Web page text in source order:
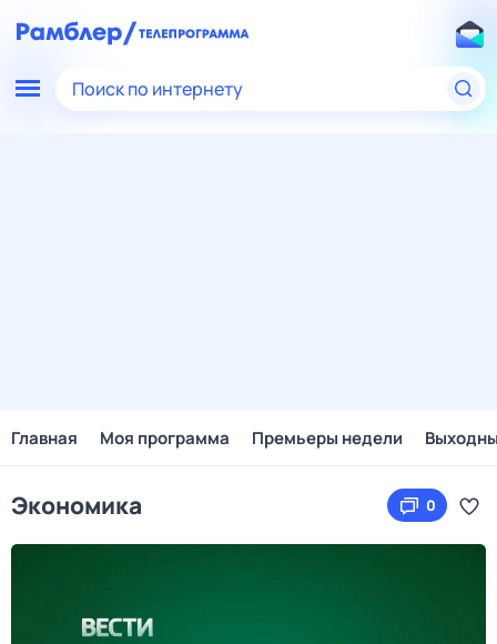
Поиск по интернету
Главная Моя программа Премьеры недели
Экономика 0